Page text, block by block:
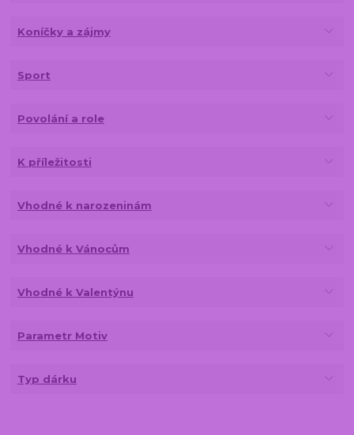
Koníčky a zájmy
Sport
Povolání a role
K příležitosti
Vhodné k narozeninám
Vhodné k Vánocům
Vhodné k Valentýnu
Parametr Motiv
Typ dárku